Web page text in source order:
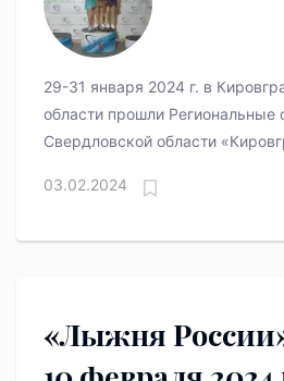
29-31 января 2024 г. в
области прошли Региональные
Свердловской области
03.02.2024
«Лыжня